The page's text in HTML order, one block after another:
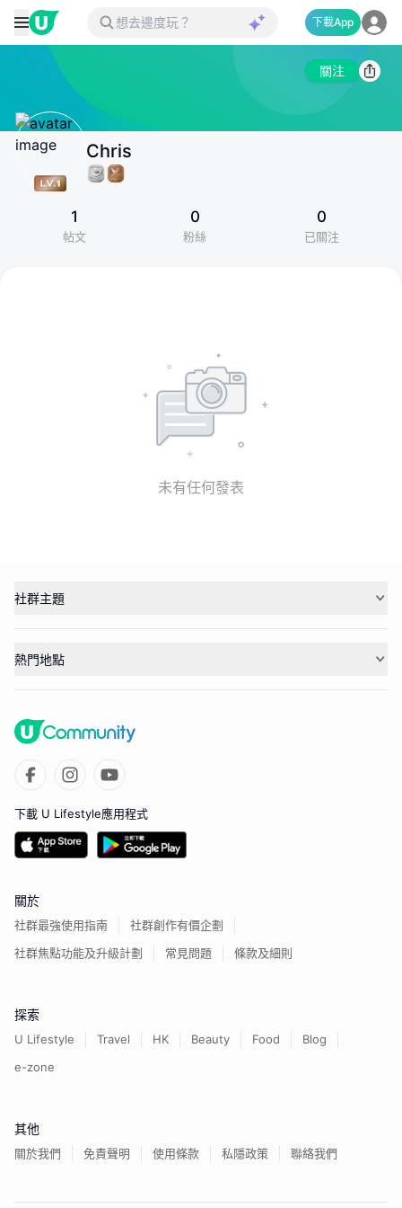
下載App
關注
Chris
1
帖文
0
粉絲
0
已關注
未有任何發表
社群主題
熱門地點
下載 U Lifestyle應用程式
關於
社群最強使用指南
社群創作有價企劃
社群焦點功能及升級計劃
常見問題 條款及細則
探索
U Lifestyle Travel HK Beauty Food
Blog
e-zone
其他
關於我們 免責聲明 使用條款 私隱政策 聯絡我們